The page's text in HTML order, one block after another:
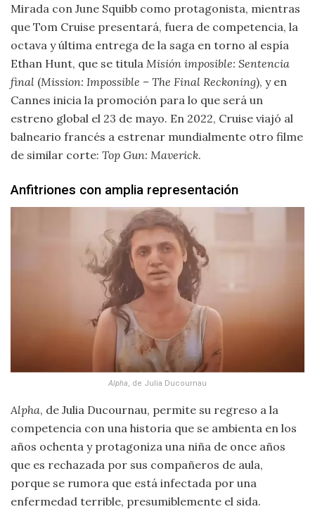
Mirada con June Squibb como protagonista, mientras
que Tom Cruise presentará, fuera de competencia, la
octava y última entrega de la saga en torno al espía
Ethan Hunt, que se titula Misión imposible: Sentencia
final (Mission: Impossible – The Final Reckoning), y en
Cannes inicia la promoción para lo que será un
estreno global el 23 de mayo. En 2022, Cruise viajó al
balneario francés a estrenar mundialmente otro filme
de similar corte: Top Gun: Maverick.
Anfitriones con amplia representación
Alpha, de Julia Ducournau
Alpha, de Julia Ducournau, permite su regreso a la
competencia con una historia que se ambienta en los
años ochenta y protagoniza una niña de once años
que es rechazada por sus compañeros de aula,
porque se rumora que está infectada por una
enfermedad terrible, presumiblemente el sida.